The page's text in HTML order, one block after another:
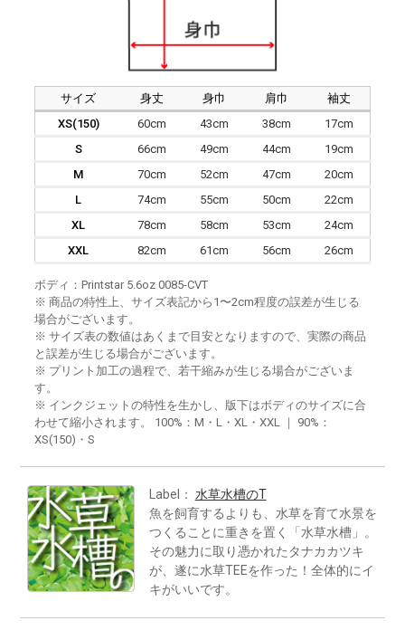
サイズ 身丈 身巾 肩巾
袖丈
XS(150)
60cm 43cm 38cm
17cm
S
66cm 49cm 44cm
19cm
M
70cm 52cm 47cm
20cm
L
74cm 55cm 50cm
22cm
XL
78cm 58cm 53cm
24cm
XXL
82cm 61cm 56cm 26cm
ボディ：Printstar 5.6oz 0085-CVT
※ 商品の特性上、サイズ表記から1〜2cm程度の誤差が生じる
場合がございます。
※ サイズ表の数値はあくまで目安となりますので、実際の商品
と誤差が生じる場合がございます。
※ プリント加工の過程で、若干縮みが生じる場合がございま
す。
※ インクジェットの特性を生かし、版下はボディのサイズに合
わせて縮小されます。 100%：M・L・XL・XXL ｜ 90%：
XS(150)・S
Label： 水草水槽のT
魚を飼育するよりも、水草を育て水景を
つくることに重きを置く「水草水槽」。
その魅力に取り憑かれたタナカカツキ
が、遂に水草TEEを作った！全体的にイ
キがいいです。